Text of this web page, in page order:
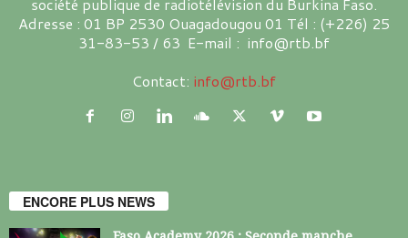
Adresse : 01 BP 2530 Ouagadougou 01 Tél : (+226) 25
31-83-53 / 63 E-mail : info@rtb.bf
Contact: info@rtb.bf
ENCORE PLUS NEWS